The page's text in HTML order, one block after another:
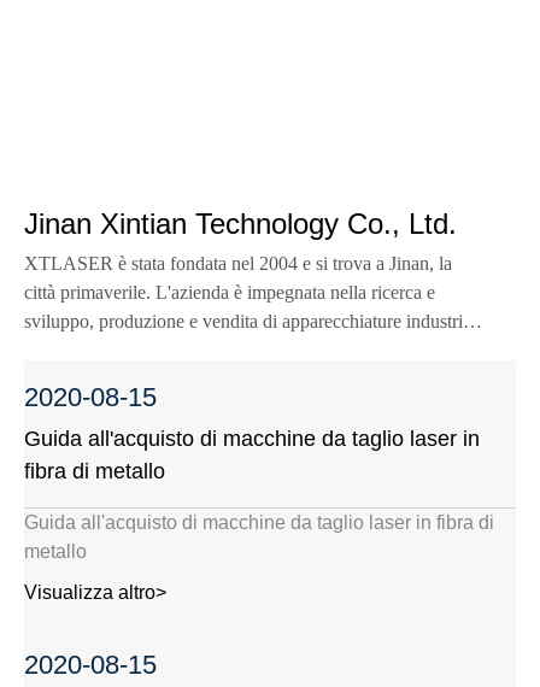
Jinan Xintian Technology Co., Ltd.
XTLASER è stata fondata nel 2004 e si trova a Jinan, la
città primaverile. L'azienda è impegnata nella ricerca e
sviluppo, produzione e vendita di apparecchiature industriali
automazione di supporto.
2020-08-15
Guida all'acquisto di macchine da taglio laser in
fibra di metallo
Guida all'acquisto di macchine da taglio laser in fibra di
metallo
Visualizza altro>
2020-08-15